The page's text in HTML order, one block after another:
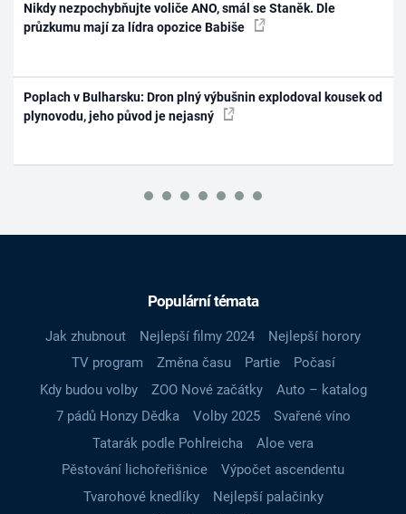
Nikdy nezpochybňujte voliče ANO, smál se Staněk. Dle
průzkumu mají za lídra opozice Babiše
Poplach v Bulharsku: Dron plný výbušnin explodoval kousek od
plynovodu, jeho původ je nejasný
Populární témata
Jak zhubnout Nejlepší filmy 2024
Nejlepší horory
TV program
Změna času Partie
Počasí
Kdy budou volby
ZOO Nové začátky
Auto – katalog
7 pádů Honzy Dědka
Volby 2025
Svařené víno
Tatarák podle Pohlreicha
Aloe vera
Pěstování lichořeřišnice
Výpočet ascendentu
Tvarohové knedlíky
Nejlepší palačinky